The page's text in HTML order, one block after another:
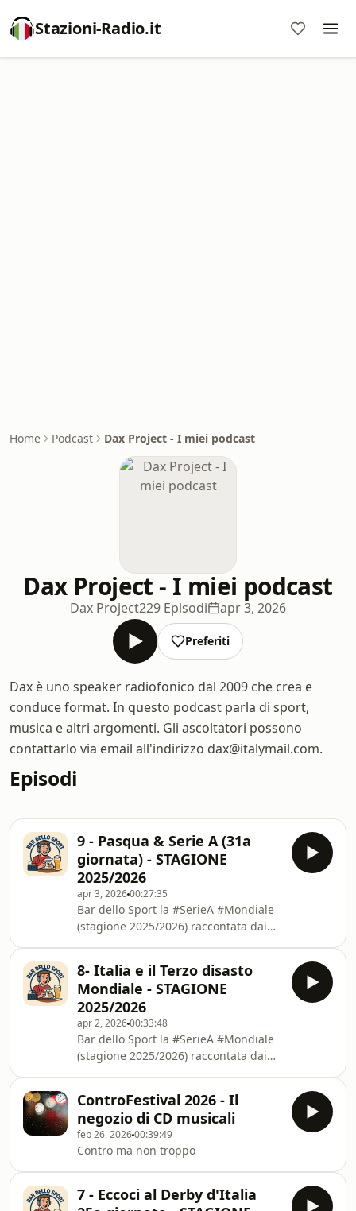
Stazioni-Radio.it
Home Podcast Dax Project - I miei podcast
Dax Project - I miei podcast
Dax Project229 Episodi apr 3, 2026
Preferiti
Dax è uno speaker radiofonico dal 2009 che crea e
conduce format. In questo podcast parla di sport,
musica e altri argomenti. Gli ascoltatori possono
contattarlo via email all'indirizzo dax@italymail.com.
Episodi
9 - Pasqua & Serie A (31a
giornata) - STAGIONE
2025/2026
apr 3, 202600:27:35
Bar dello Sport la #SerieA #Mondiale
(stagione 2025/2026) raccontata dai
8- Italia e il Terzo disasto
Mondiale - STAGIONE
2025/2026
apr 2, 202600:33:48
Bar dello Sport la #SerieA #Mondiale
(stagione 2025/2026) raccontata dai
ControFestival 2026 - Il
negozio di CD musicali
feb 26, 202600:39:49
Contro ma non troppo
7 - Eccoci al Derby d'Italia